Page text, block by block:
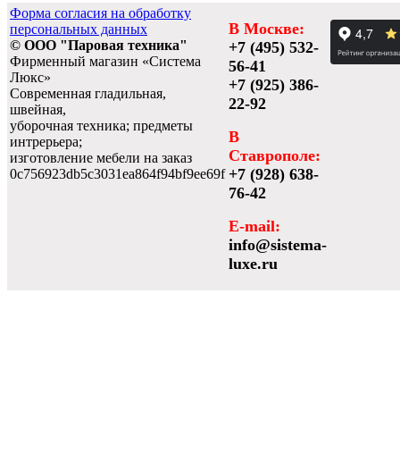
Форма согласия на обработку
персональных данных
© ООО "Паровая техника"
Фирменный магазин «Система
Люкс»
Современная гладильная,
швейная,
уборочная техника; предметы
интрерьера;
изготовление мебели на заказ
0c756923db5c3031ea864f94bf9ee69f
В Москве:
+7 (495) 532-
56-41
+7 (925) 386-
22-92
В
Ставрополе:
+7 (928) 638-
76-42
E-mail:
info@sistema-
luxe.ru